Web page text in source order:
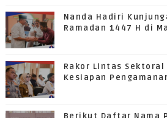
Nanda Hadiri
Ramadan 1447 H di
Rakor Lintas Sektoral
Kesiapan